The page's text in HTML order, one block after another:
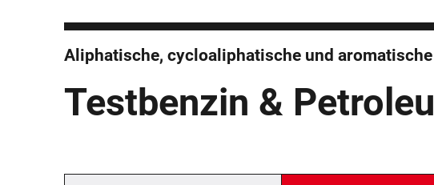
Aliphatische, cycloaliphatische und
Testbenzin &